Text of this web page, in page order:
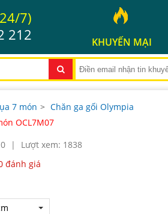
7)
212
KHUYẾN MẠI
7 món > Chăn ga gối Olympia
OCL7M07
|
Lượt xem: 1838
đánh giá